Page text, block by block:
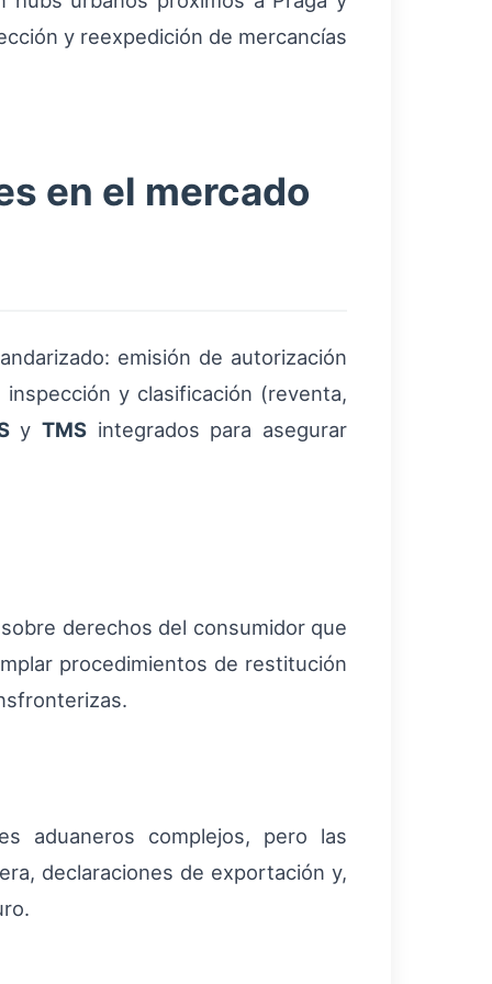
y reexpedición de mercancías
en el mercado
emisión de autorización
inspección y clasificación (reventa,
yTMS integrados para asegurar
derechos del consumidor que
procedimientos de restitución
aduaneros complejos, pero las
declaraciones de exportación y,